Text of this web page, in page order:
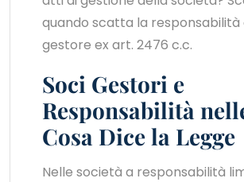
quando scatta la responsabilità
gestore ex art. 2476 c.c.
Soci Gestori e
Responsabilità
Cosa Dice la Legge
Nelle società a responsabilità